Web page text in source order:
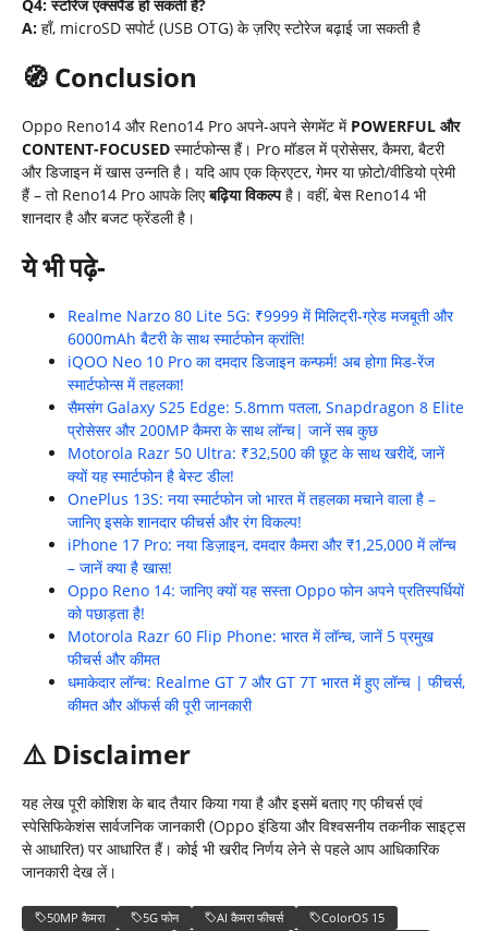
Q4:स्टोरेज एक्सपैंड हो सकती है?
A: हाँ, microSD सपोर्ट (USB OTG) के ज़रिए स्टोरेज बढ़ाई जा सकती है
🧭 Conclusion
Oppo Reno14 और Reno14 Pro अपने-अपने सेगमेंट में POWERFUL और
CONTENT-FOCUSED स्मार्टफोन्स हैं। Pro मॉडल में प्रोसेसर, कैमरा, बैटरी
और डिजाइन में खास उन्नति है। यदि आप एक क्रिएटर, गेमर या फ़ोटो/वीडियो प्रेमी
हैं – तो Reno14 Pro आपके लिएबढ़िया विकल्पहै। वहीं, बेस Reno14 भी
शानदार है और बजट फ्रेंडली है।
ये भी पढ़े-
Realme Narzo 80 Lite 5G: ₹9999 में मिलिट्री-ग्रेड मजबूती और
6000mAh बैटरी के साथ स्मार्टफोन क्रांति!
iQOO Neo 10 Pro का दमदार डिजाइन कन्फर्म! अब होगा मिड-रेंज
स्मार्टफोन्स में तहलका!
सैमसंग Galaxy S25 Edge: 5.8mm पतला, Snapdragon 8 Elite
प्रोसेसर और 200MP कैमरा के साथ लॉन्च| जानें सब कुछ
Motorola Razr 50 Ultra: ₹32,500 की छूट के साथ खरीदें, जानें
क्यों यह स्मार्टफोन है बेस्ट डील!
OnePlus 13S: नया स्मार्टफोन जो भारत में तहलका मचाने वाला है –
जानिए इसके शानदार फीचर्स और रंग विकल्प!
iPhone 17 Pro: नया डिज़ाइन, दमदार कैमरा और ₹1,25,000 में लॉन्च
– जानें क्या है खास!
Oppo Reno 14: जानिए क्यों यह सस्ता Oppo फोन अपने प्रतिस्पर्धियों
को पछाड़ता है!
Motorola Razr 60 Flip Phone: भारत में लॉन्च, जानें 5 प्रमुख
फीचर्स और कीमत
धमाकेदार लॉन्च: Realme GT 7 और GT 7T भारत में हुए लॉन्च | फीचर्स,
कीमत और ऑफर्स की पूरी जानकारी
⚠️ Disclaimer
यह लेख पूरी कोशिश के बाद तैयार किया गया है और इसमें बताए गए फीचर्स एवं
स्पेसिफिकेशंस सार्वजनिक जानकारी (Oppo इंडिया और विश्वसनीय तकनीक साइट्स
से आधारित) पर आधारित हैं। कोई भी खरीद निर्णय लेने से पहले आप आधिकारिक
जानकारी देख लें।
50MP कैमरा 5G फोन AI कैमरा फीचर्स
ColorOS 15